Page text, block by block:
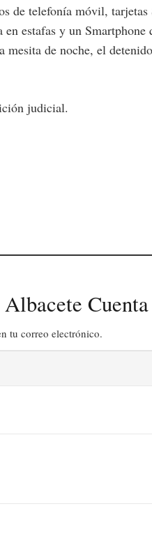
de telefonía móvil,
estafas y un Smartphone
mesita de noche, el
judicial.
Cuenta
tu correo electrónico.